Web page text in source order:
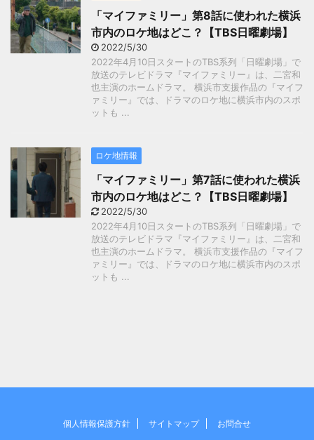
「マイファミリー」第8話に使われた横浜
市内のロケ地はどこ？【TBS日曜劇場】
2022/5/30
2022年4月10日スタートのTBS系列「日曜劇場」で
放送のテレビドラマ『マイファミリー』は、二宮和
也主演のホームドラマ。 横浜市支援作品の『マイフ
ァミリー』では、ドラマのロケ地に横浜市内のスポ
ットも ...
ロケ地情報
「マイファミリー」第7話に使われた横浜
市内のロケ地はどこ？【TBS日曜劇場】
2022/5/30
2022年4月10日スタートのTBS系列「日曜劇場」で
放送のテレビドラマ『マイファミリー』は、二宮和
也主演のホームドラマ。 横浜市支援作品の『マイフ
ァミリー』では、ドラマのロケ地に横浜市内のスポ
ットも ...
個人情報保護方針 サイトマップ お問合せ